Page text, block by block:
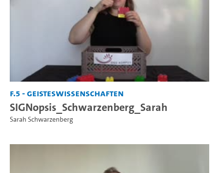
F.5 - Geisteswissenschaften
SIGNopsis_Schwarzenberg_Sarah
Sarah Schwarzenberg